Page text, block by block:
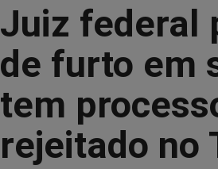
Juiz federal
de furto em
tem
rejeitado no